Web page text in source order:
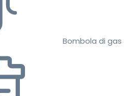
Bombola di gas